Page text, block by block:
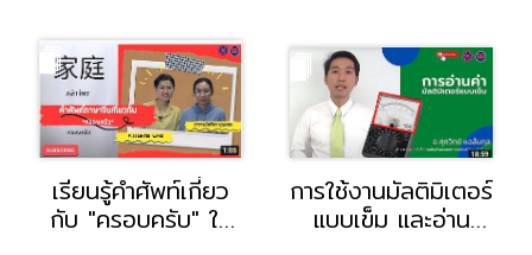
เรียนรู้คำศัพท์เกี่ยว
กับ "ครอบครับ" ใน
การใช้งานมัลติมิเตอร์
แบบเข็ม และอ่าน